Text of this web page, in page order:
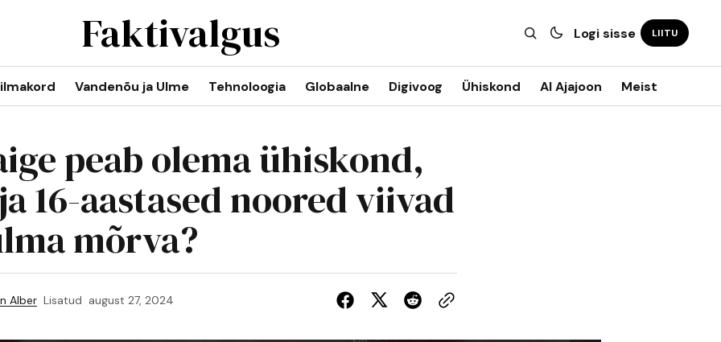
Faktivalgus Logi sisse LIITU
Vandenõu ja Ulme Tehnoloogia Globaalne Digivoog Ühiskond AI Ajajoon Meist
peab olema ühiskond,
16-aastased noored viivad
mõrva?
Alber Lisatud august 27, 2024